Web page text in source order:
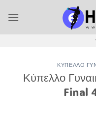
στο
ΚΎΠΕΛΛΟ
Κύπελλο
Final